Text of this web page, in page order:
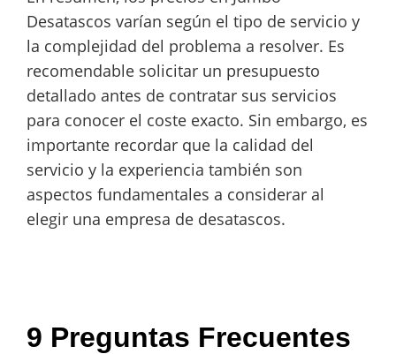
Desatascos varían según el tipo de servicio y
la complejidad del problema a resolver. Es
recomendable solicitar un presupuesto
detallado antes de contratar sus servicios
para conocer el coste exacto. Sin embargo, es
importante recordar que la calidad del
servicio y la experiencia también son
aspectos fundamentales a considerar al
elegir una empresa de desatascos.
9 Preguntas Frecuentes